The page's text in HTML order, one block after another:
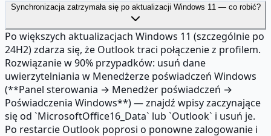
Synchronizacja zatrzymała się po aktualizacji Windows 11 — co robić?
Po większych aktualizacjach Windows 11 (szczególnie po
24H2) zdarza się, że Outlook traci połączenie z profilem.
Rozwiązanie w 90% przypadków: usuń dane
uwierzytelniania w Menedżerze poświadczeń Windows
(**Panel sterowania → Menedżer poświadczeń →
Poświadczenia Windows**) — znajdź wpisy zaczynające
się od `MicrosoftOffice16_Data` lub `Outlook` i usuń je.
Po restarcie Outlook poprosi o ponowne zalogowanie i